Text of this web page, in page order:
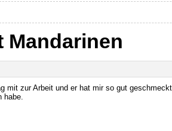
Mandarinen
mit zur Arbeit und er hat mir so gut